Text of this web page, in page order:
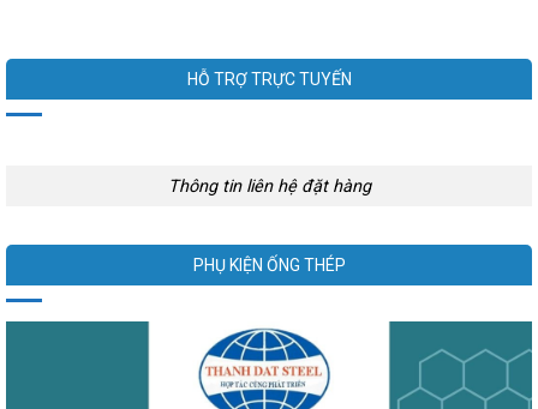
HỖ TRỢ TRỰC TUYẾN
Thông tin liên hệ đặt hàng
PHỤ KIỆN ỐNG THÉP